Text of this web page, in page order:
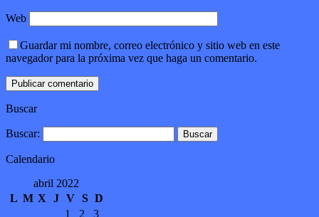
Web
Guardar mi nombre, correo electrónico y sitio web en este
navegador para la próxima vez que haga un comentario.
Buscar
Buscar:
Calendario
abril 2022
L M X J V S D
1
2 3